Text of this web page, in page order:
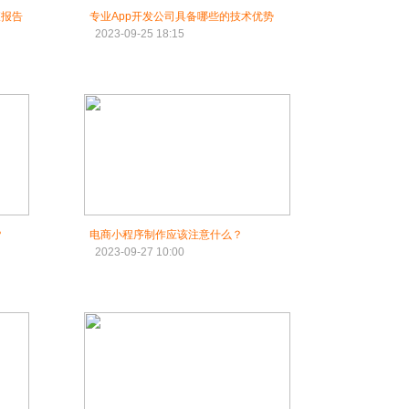
告
专业App开发公司具备哪些的技术优势
2023-09-25 18:15
电商小程序制作应该注意什么？
2023-09-27 10:00